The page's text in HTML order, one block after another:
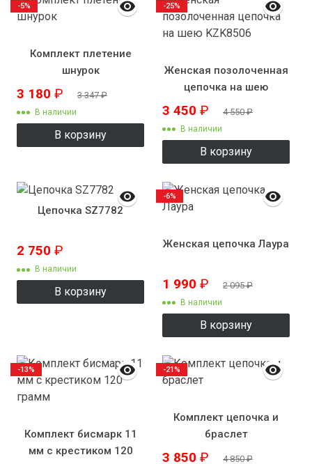
Комплект плетение
шнурок
3 180 ₽ 3 347₽
В наличии
В корзину
-5%
Женская позолоченная
цепочка на шею
KZK8506
3 450 ₽ 4 550₽
В наличии
В корзину
-25%
Цепочка SZ7782
2 750 ₽
В наличии
В корзину
Женская цепочка Лаура
1 990 ₽ 2 095₽
В наличии
В корзину
-6%
Комплект бисмарк 11
мм с крестиком 120
-13%
Комплект цепочка и
браслет
3 850 ₽ 4 850₽
-21%